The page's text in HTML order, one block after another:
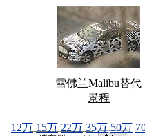
雪佛兰Malibu替代
景程
12万 15万 22万 35万 50万